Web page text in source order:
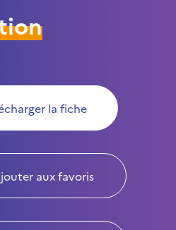
la fiche
aux favoris